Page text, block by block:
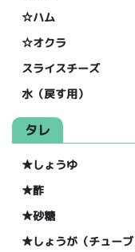
☆ハム
☆オクラ
スライスチーズ
水（戻す用）
タレ
★しょうゆ
★酢
★砂糖
★しょうが（チューブ